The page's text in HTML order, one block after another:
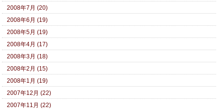
2008年7月 (20)
2008年6月 (19)
2008年5月 (19)
2008年4月 (17)
2008年3月 (18)
2008年2月 (15)
2008年1月 (19)
2007年12月 (22)
2007年11月 (22)